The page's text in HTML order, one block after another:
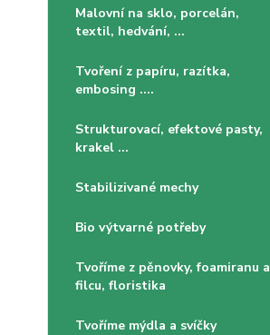
Malovní na sklo, porcelán,
textil, hedvání, ...
Tvoření z papíru, razítka,
embosing ....
Strukturovací, efektové pasty,
krakel ...
Stabilizivané mechy
Bio výtvarné potřeby
Tvoříme z pěnovky, foamiranu a
filcu, floristika
Tvoříme mýdla a svíčky